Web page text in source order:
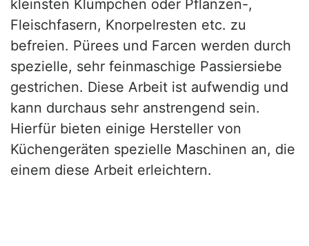
kleinsten Klümpchen oder Pflanzen-,
Fleischfasern, Knorpelresten etc. zu
befreien. Pürees und Farcen werden durch
spezielle, sehr feinmaschige Passiersiebe
gestrichen. Diese Arbeit ist aufwendig und
kann durchaus sehr anstrengend sein.
Hierfür bieten einige Hersteller von
Küchengeräten spezielle Maschinen an, die
einem diese Arbeit erleichtern.